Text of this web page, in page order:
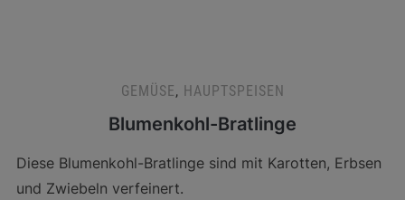
GEMÜSE, HAUPTSPEISEN
Blumenkohl-Bratlinge
Diese Blumenkohl-Bratlinge sind mit Karotten, Erbsen
und Zwiebeln verfeinert.